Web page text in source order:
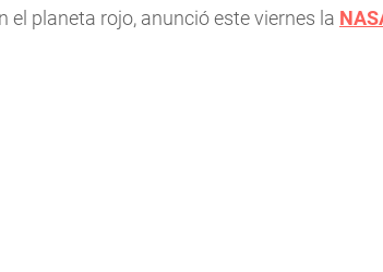
el planeta rojo, anunció este viernes la